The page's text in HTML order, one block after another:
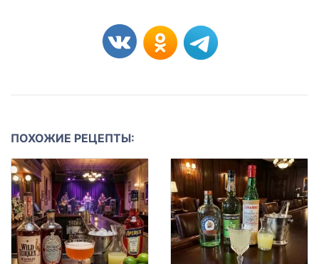
ПОХОЖИЕ РЕЦЕПТЫ: